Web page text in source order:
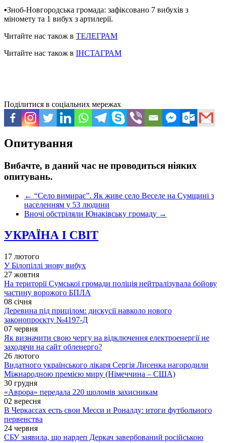
▪️Зноб-Новгородська громада: зафіксовано 7 вибухів з
міномету та 1 вибух з артилерії.
Читайте нас також в ТЕЛЕГРАМ
Читайте нас також в ІНСТАГРАМ
Поділитися в соціальних мережах
Опитування
Вибачте, в даний час не проводиться ніяких
опитувань.
← “Село вимирає”. Як живе село Веселе на Сумщині з
населенням у 53 людини
Вночі обстріляли Юнаківську громаду →
УКРАЇНА І СВІТ
17 лютого
У Білопіллі знову вибух
27 жовтня
На території Сумської громади поліція нейтралізувала бойову
частину ворожого БПЛА
08 січня
Деревина під прицілом: дискусії навколо нового
законопроєкту №4197-Д
07 червня
Як визначити свою чергу на відключення електроенергії не
заходячи на сайт обленерго?
26 лютого
Видатного українського лікаря Сергія Лисенка нагородили
Міжнародною премією миру (Німеччина – США)
30 грудня
«Аврора» передала 220 шоломів захисникам
02 вересня
В Черкассах есть свои Месси и Роналду: итоги футбольного
первенства
24 червня
СБУ заявила, що нардеп Деркач завербований російською